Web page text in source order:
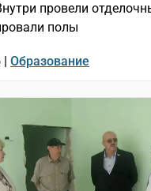
провели
полы
Образование